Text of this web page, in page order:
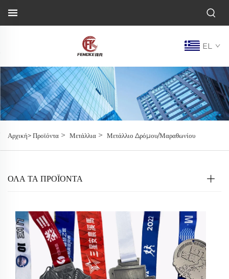
EL
Αρχική>Προϊόντα > Μετάλλια > Μετάλλιο Δρόμου/Μαραθωνίου
ΌΛΑ ΤΑ ΠΡΟΪΟΝΤΑ